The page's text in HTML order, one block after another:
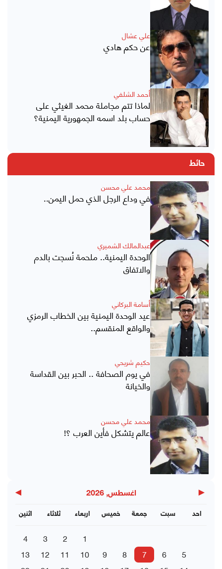
علي عشال
عن حكم هادي
أحمد الشلفي
لماذا تتم مجاملة محمد الغيثي على
حساب بلد اسمه الجمهورية اليمنية؟
حائط
محمد علي محسن
في وداع الرجل الذي حمل اليمن..
عبدالمالك الشميري
الوحدة اليمنية.. ملحمة نُسجت بالدم
والاتفاق
أسامة البركاني
عيد الوحدة اليمنية بين الخطاب الرمزي
والواقع المنقسم..
حكيم شريحي
في يوم الصحافة .. الحبر بين القداسة
والخيانة
محمد علي محسن
عالم يتشكل فأين العرب ؟!
◀ اغسطس, 2026 ▶
اثنين ثلاثاء اربعاء خميس جمعة سبت احد
1
2
3
4
5
6
7
8
9
10
11
12
13